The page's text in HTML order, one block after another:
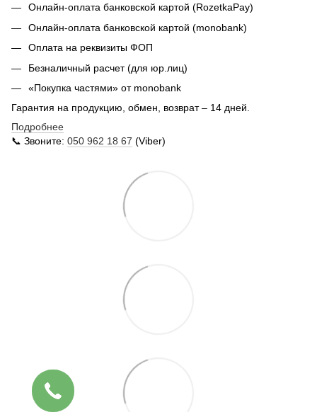
Онлайн-оплата банковской картой (RozetkaPay)
Онлайн-оплата банковской картой (monobank)
Оплата на реквизиты ФОП
Безналичный расчет (для юр.лиц)
«Покупка частями» от monobank
Гарантия на продукцию, обмен, возврат – 14 дней.
Подробнее
📞 Звоните: 050 962 18 67 (Viber)